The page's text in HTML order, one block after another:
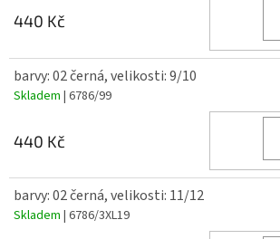
440 Kč
barvy: 02 černá, velikosti: 9/10
Skladem | 6786/99
440 Kč
barvy: 02 černá, velikosti: 11/12
Skladem | 6786/3XL19